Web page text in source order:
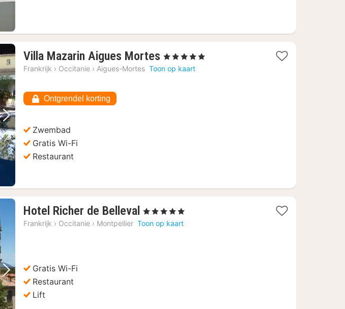
Volgende foto
Villa Mazarin Aigues Mortes 1
nacht
, 5 Sterren
Frankrijk › Occitanie › Aigues-Mortes Toon op kaart
Ontgrendel korting
Zwembad
Gratis Wi-Fi
Restaurant
Volgende foto
Hotel Richer de Belleval 1
nacht
, 5 Sterren
Frankrijk › Occitanie › Montpellier Toon op kaart
Gratis Wi-Fi
Restaurant
Lift